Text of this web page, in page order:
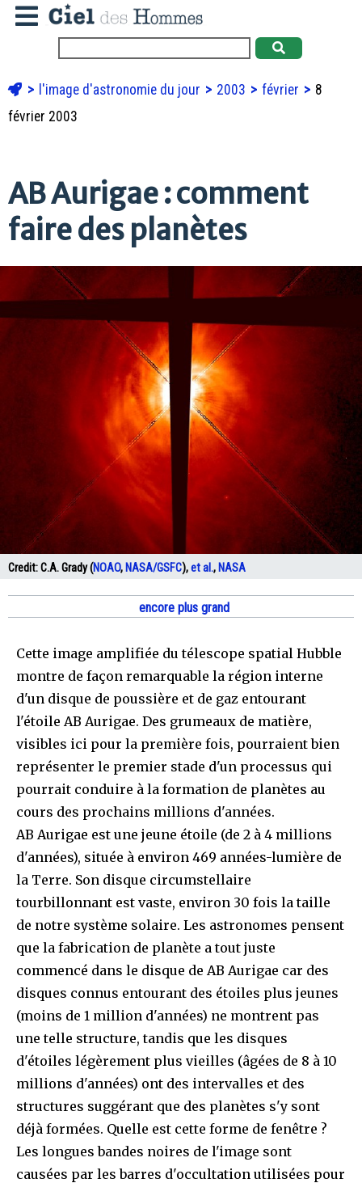
l'image d'astronomie du jour 2003 février
8
février 2003
AB Aurigae : comment
faire des planètes
Credit:C.A. Grady (NOAO, NASA/GSFC),et al., NASA
encore plus grand
Cette image amplifiée du télescope spatial Hubble
montre de façon remarquable la région interne
d'un disque de poussière et de gaz entourant
l'étoile AB Aurigae. Des grumeaux de matière,
visibles ici pour la première fois, pourraient bien
représenter le premier stade d'un processus qui
pourrait conduire à la formation de planètes au
cours des prochains millions d'années.
AB Aurigae est une jeune étoile (de 2 à 4 millions
d'années), située à environ 469 années-lumière de
la Terre. Son disque circumstellaire
tourbillonnant est vaste, environ 30 fois la taille
de notre système solaire. Les astronomes pensent
que la fabrication de planète a tout juste
commencé dans le disque de AB Aurigae car des
disques connus entourant des étoiles plus jeunes
(moins de 1 million d'années) ne montrent pas
une telle structure, tandis que les disques
d'étoiles légèrement plus vieilles (âgées de 8 à 10
millions d'années) ont des intervalles et des
structures suggérant que des planètes s'y sont
déjà formées. Quelle est cette forme de fenêtre ?
Les longues bandes noires de l'image sont
causées par les barres d'occultation utilisées pour